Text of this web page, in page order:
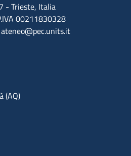
- Trieste, Italia
00211830328
ateneo@pec.units.it
(AQ)